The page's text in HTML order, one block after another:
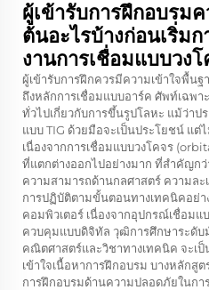
ผู้เข้ารับการฝึกอบรม
ต้นอะไรบ้างก่อนเริ่ม
งานการเชื่อมแบบวงโ
ผู้เข้ารับการฝึกควรมีความเข้าใจพื้น
ถึงหลักการเชื่อมแบบอาร์ค ศัพท์เฉพ
ทั่วไปเกี่ยวกับการขึ้นรูปโลหะ แม้ว่า
แบบ TIG ด้วยมือจะเป็นประโยชน์ แต่
เนื่องจากการเชื่อมแบบวงโคจร
ที่แตกต่างออกไปอย่างมาก ที่สำคัญก
ความสามารถด้านกลศาสตร์ ความล
การปฏิบัติตามขั้นตอนทางเทคนิคอย่
คอมพิวเตอร์ เนื่องจากอุปกรณ์เชื่อม
ควบคุมแบบดิจิทัล วุฒิการศึกษาระดับ
คณิตศาสตร์และวิชาทางเทคนิค จะเ
เข้าใจเนื้อหาการฝึกอบรม บางหลักสู
การฝึกอบรมด้านความปลอดภัยในกา